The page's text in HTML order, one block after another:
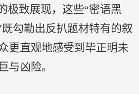
极致展现，这些“密语黑
既勾勒出反扒题材特有的叙
更直观地感受到毕正明未
与凶险。